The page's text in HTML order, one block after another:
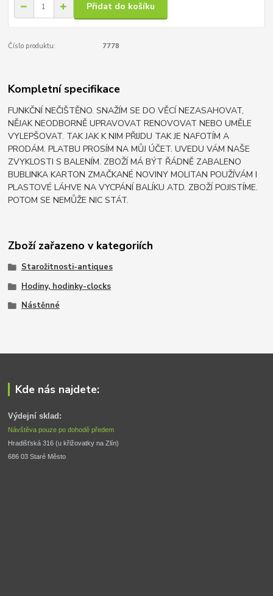
Přidat do košíku
Číslo produktu: 7778
Kompletní specifikace
FUNKČNÍ NEČIŠTĚNO. SNAŽÍM SE DO VĚCÍ NEZASAHOVAT,
NĚJAK NEODBORNĚ UPRAVOVAT RENOVOVAT NEBO UMĚLE
VYLEPŠOVAT. TAK JAK K NIM PŘIJDU TAK JE NAFOTÍM A
PRODÁM. PLATBU PROSÍM NA MŮJ ÚČET. UVEDU VÁM NAŠE
ZVYKLOSTI S BALENÍM. ZBOŽÍ MÁ BÝT ŘÁDNĚ ZABALENO
BUBLINKA KARTON ZMAČKANÉ NOVINY MOLITAN POUŽÍVÁM I
PLASTOVÉ LÁHVE NA VYCPÁNÍ BALÍKU ATD. ZBOŽÍ POJISTÍME.
POTOM SE NEMŮŽE NIC STÁT.
Zboží zařazeno v kategoriích
Starožitnosti-antiques
Hodiny, hodinky-clocks
Nástěnné
Kde nás najdete:
Výdejní sklad:
Návštěva pouze po dohodě předem
Hradišťská 316 (u křižovatky na Zlín)
686 03 Staré Město